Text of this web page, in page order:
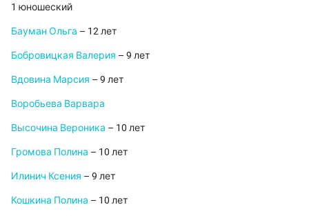
1 юношеский
Бауман Ольга – 12 лет
Бобровицкая Валерия – 9 лет
Вдовина Марсия – 9 лет
Воробьева Варвара
Высочина Вероника – 10 лет
Громова Полина – 10 лет
Илинич Ксения – 9 лет
Кошкина Полина – 10 лет